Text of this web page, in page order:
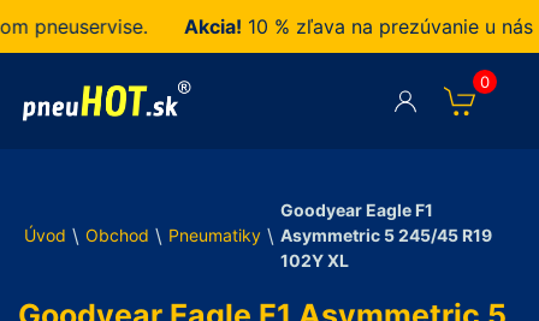
Akcia!10 % zľava na prezúvanie u nás
0
Úvod \ Obchod \ Pneumatiky \
Goodyear Eagle F1
Asymmetric 5 245/45 R19
102Y XL